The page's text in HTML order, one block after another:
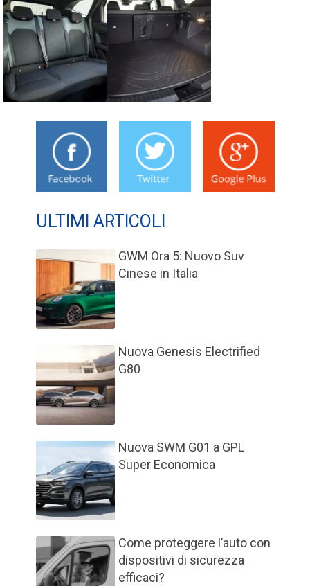
ULTIMI ARTICOLI
GWM Ora 5: Nuovo Suv
Cinese in Italia
Nuova Genesis Electrified
G80
Nuova SWM G01 a GPL
Super Economica
Come proteggere l’auto con
dispositivi di sicurezza
efficaci?